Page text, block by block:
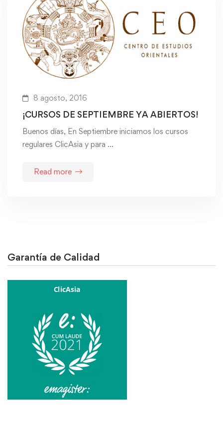
8 agosto, 2016
¡CURSOS DE SEPTIEMBRE YA ABIERTOS!
Buenos días, En Septiembre iniciamos los cursos
regulares ClicAsia y para …
Read more
Garantía de Calidad